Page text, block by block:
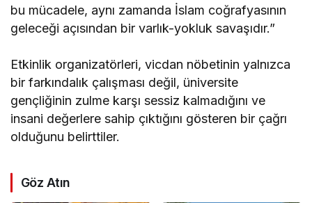
bu mücadele, aynı zamanda İslam coğrafyasının
geleceği açısından bir varlık-yokluk savaşıdır.”
Etkinlik organizatörleri, vicdan nöbetinin yalnızca
bir farkındalık çalışması değil, üniversite
gençliğinin zulme karşı sessiz kalmadığını ve
insani değerlere sahip çıktığını gösteren bir çağrı
olduğunu belirttiler.
Göz Atın